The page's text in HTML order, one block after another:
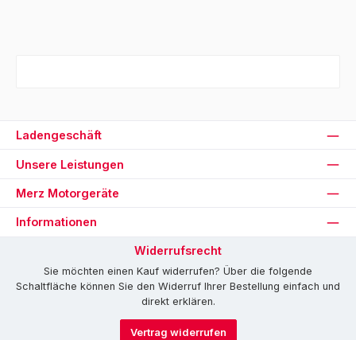
Ladengeschäft
Unsere Leistungen
Merz Motorgeräte
Informationen
Widerrufsrecht
Sie möchten einen Kauf widerrufen? Über die folgende
Schaltfläche können Sie den Widerruf Ihrer Bestellung einfach und
direkt erklären.
Vertrag widerrufen